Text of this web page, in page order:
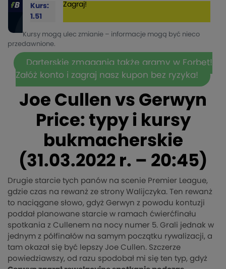
Kurs:
1.51
Zagraj!
Kursy mogą ulec zmianie – informacje mogą być nieco
przedawnione.
Darterskie zmagania także gramy w Forbet!
Załóż konto i zagraj nasz kupon bez ryzyka!
Joe Cullen vs Gerwyn
Price: typy i kursy
bukmacherskie
(31.03.2022 r. – 20:45)
Drugie starcie tych panów na scenie Premier League,
gdzie czas na rewanż ze strony Walijczyka. Ten rewanż
to naciągane słowo, gdyż Gerwyn z powodu kontuzji
poddał planowane starcie w ramach ćwierćfinału
spotkania z Cullenem na nocy numer 5. Grali jednak w
jednym z półfinałów na samym początku rywalizacji, a
tam okazał się być lepszy Joe Cullen. Szczerze
powiedziawszy, od razu spodobał mi się ten typ, gdyż